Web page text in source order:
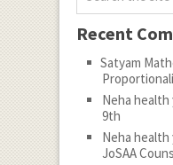
Recent
Satyam
Neha health
9th
Neha health
JoSAA